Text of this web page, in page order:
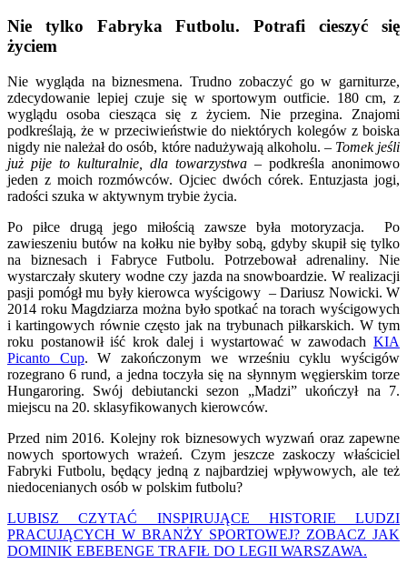
Nie tylko Fabryka Futbolu. Potrafi cieszyć się
życiem
Nie wygląda na biznesmena. Trudno zobaczyć go w garniturze,
zdecydowanie lepiej czuje się w sportowym outficie. 180 cm, z
wyglądu osoba ciesząca się z życiem. Nie przegina. Znajomi
podkreślają, że w przeciwieństwie do niektórych kolegów z boiska
nigdy nie należał do osób, które nadużywają alkoholu. – Tomek jeśli
już pije to kulturalnie, dla towarzystwa – podkreśla anonimowo
jeden z moich rozmówców. Ojciec dwóch córek. Entuzjasta jogi,
radości szuka w aktywnym trybie życia.
Po piłce drugą jego miłością zawsze była motoryzacja. Po
zawieszeniu butów na kołku nie byłby sobą, gdyby skupił się tylko
na biznesach i Fabryce Futbolu. Potrzebował adrenaliny. Nie
wystarczały skutery wodne czy jazda na snowboardzie. W realizacji
pasji pomógł mu były kierowca wyścigowy – Dariusz Nowicki. W
2014 roku Magdziarza można było spotkać na torach wyścigowych
i kartingowych równie często jak na trybunach piłkarskich. W tym
roku postanowił iść krok dalej i wystartować w zawodach KIA
Picanto Cup. W zakończonym we wrześniu cyklu wyścigów
rozegrano 6 rund, a jedna toczyła się na słynnym węgierskim torze
Hungaroring. Swój debiutancki sezon „Madzi” ukończył na 7.
miejscu na 20. sklasyfikowanych kierowców.
Przed nim 2016. Kolejny rok biznesowych wyzwań oraz zapewne
nowych sportowych wrażeń. Czym jeszcze zaskoczy właściciel
Fabryki Futbolu, będący jedną z najbardziej wpływowych, ale też
niedocenianych osób w polskim futbolu?
LUBISZ CZYTAĆ INSPIRUJĄCE HISTORIE LUDZI
PRACUJĄCYCH W BRANŻY SPORTOWEJ? ZOBACZ JAK
DOMINIK EBEBENGE TRAFIŁ DO LEGII WARSZAWA.